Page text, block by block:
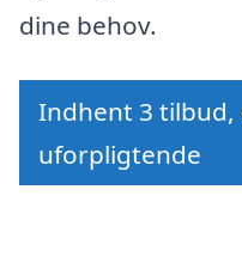
dine behov.
Indhent 3 tilbud,
uforpligtende